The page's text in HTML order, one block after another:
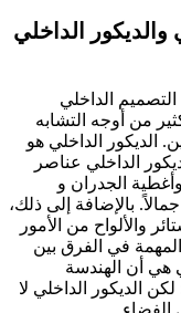
الداخلي
الداخلي
أوجه التشابه
الداخلي هو
عناصر
الجدران و
إلى ذلك،
من الأمور
في الفرق بين
الهندسة
الداخلي لا